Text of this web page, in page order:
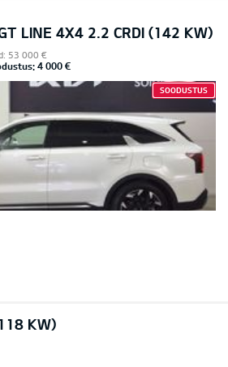
LINE 4X4 2.2 CRDI (142 KW)
53 000 €
4 000 €
SOODUSTUS
KW)